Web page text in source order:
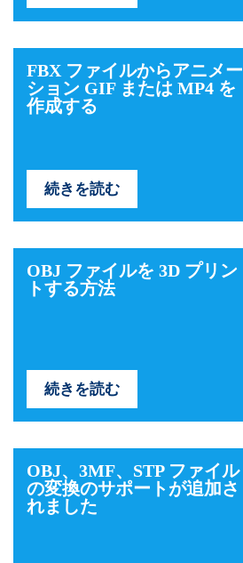
FBX ファイルからアニメー
ション GIF または MP4 を
作成する
続きを読む
OBJ ファイルを 3D プリン
トする方法
続きを読む
OBJ、3MF、STP ファイル
の変換のサポートが追加さ
れました